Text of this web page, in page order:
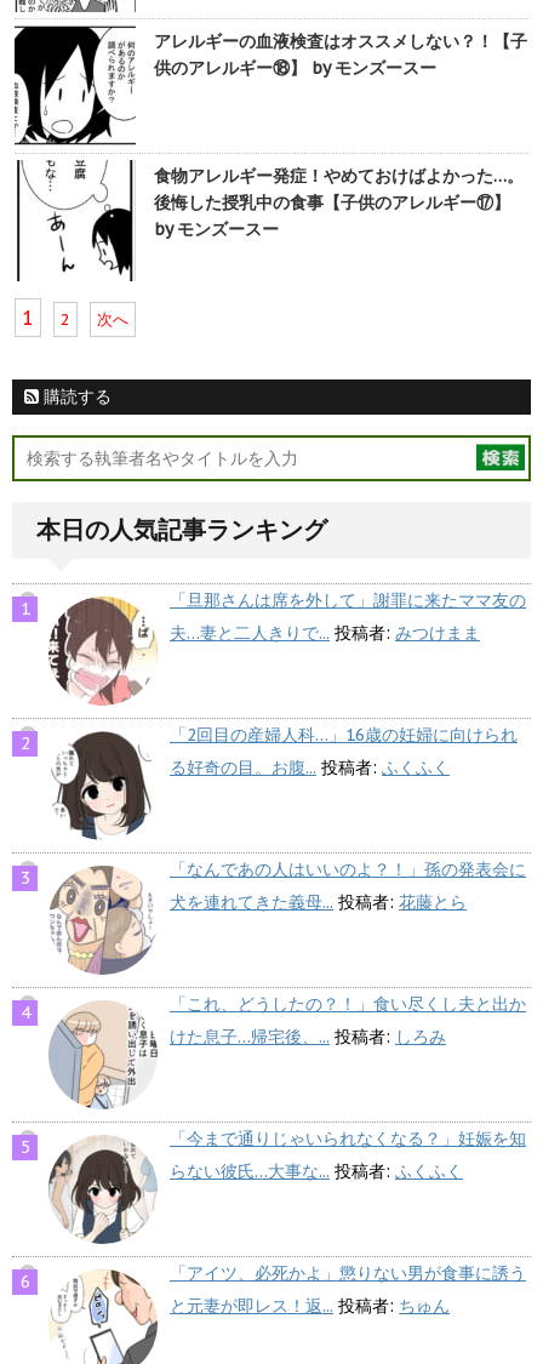
アレルギーの血液検査はオススメしない？！【子
供のアレルギー⑱】 by モンズースー
食物アレルギー発症！やめておけばよかった…。
後悔した授乳中の食事【子供のアレルギー⑰】
by モンズースー
1 2 次へ
購読する
本日の人気記事ランキング
「旦那さんは席を外して」謝罪に来たママ友の
夫…妻と二人きりで... 投稿者: みつけまま
「2回目の産婦人科…」16歳の妊婦に向けられ
る好奇の目。お腹... 投稿者: ふくふく
「なんであの人はいいのよ？！」孫の発表会に
犬を連れてきた義母... 投稿者: 花藤とら
「これ、どうしたの？！」食い尽くし夫と出か
けた息子…帰宅後、... 投稿者: しろみ
「今まで通りじゃいられなくなる？」妊娠を知
らない彼氏…大事な... 投稿者: ふくふく
「アイツ、必死かよ」懲りない男が食事に誘う
と元妻が即レス！返... 投稿者: ちゅん